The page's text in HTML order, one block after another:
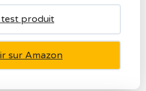
test produit
sur Amazon